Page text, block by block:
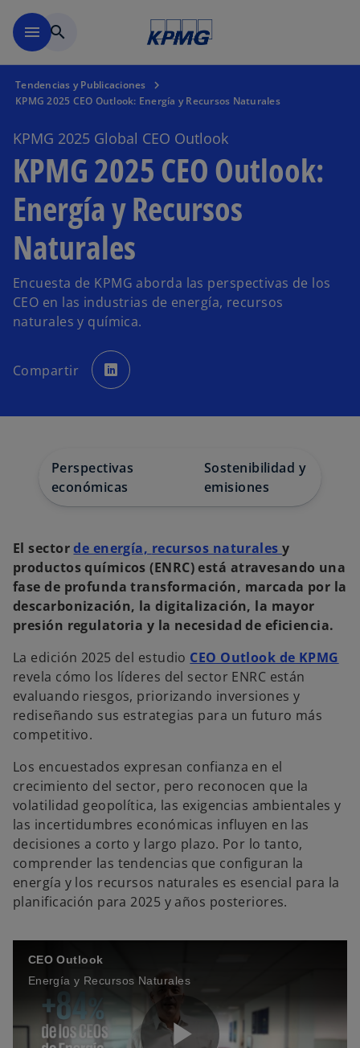
menu search
Tendencias y Publicaciones
KPMG 2025 CEO Outlook: Energía y Recursos Naturales
KPMG 2025 Global CEO Outlook
KPMG 2025 CEO Outlook:
Energía y Recursos
Naturales
Encuesta de KPMG aborda las perspectivas de los
CEO en las industrias de energía, recursos
naturales y química.
Compartir e
a
e
ñ
e
v
a
Perspectivas
económicas
Sostenibilidad y las
emisiones
El sectorde energía, recursos naturalesy
productos químicos (ENRC) está atravesando una
fase de profunda transformación, marcada por la
descarbonización, la digitalización, la mayor
presión regulatoria y la necesidad de eficiencia.
La edición 2025 del estudio CEO Outlook de KPMG
revela cómo los líderes del sector ENRC están
evaluando riesgos, priorizando inversiones y
rediseñando sus estrategias para un futuro más
competitivo.
Los encuestados expresan confianza en el
crecimiento del sector, pero reconocen que la
volatilidad geopolítica, las exigencias ambientales y
las incertidumbres económicas influyen en las
decisiones a corto y largo plazo. Por lo tanto,
comprender las tendencias que configuran la
energía y los recursos naturales es esencial para la
planificación para 2025 y años posteriores.
CEO Outlook
Energía y Recursos Naturales